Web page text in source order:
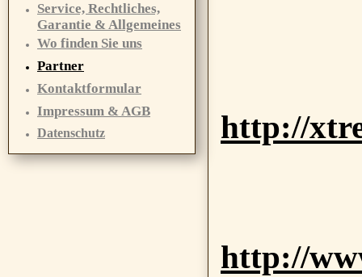
Service, Rechtliches,
Garantie & Allgemeines
Wo finden Sie uns
Partner
Kontaktformular
Impressum & AGB
Datenschutz http://
http://